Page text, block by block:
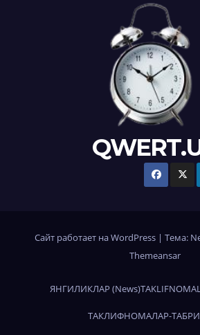
Сайт работает на WordPress | Тема:
Themeansar
ЯНГИЛИКЛАР (News)
ТАКЛИФНОМАЛАР-